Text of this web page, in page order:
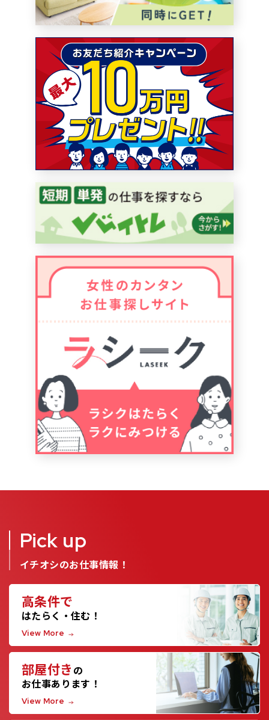
Pick up
イチオシのお仕事情報！
高条件で
はたらく・住む！
View More
部屋付き の
お仕事あります！
View More